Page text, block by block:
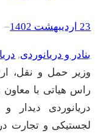
23 اردیبهشت 1402 –
بنادر و دریانوردی,
وزیر حمل و نقل،
راس هیاتی با معاون
دریانوردی
لجستیکی و تجارت